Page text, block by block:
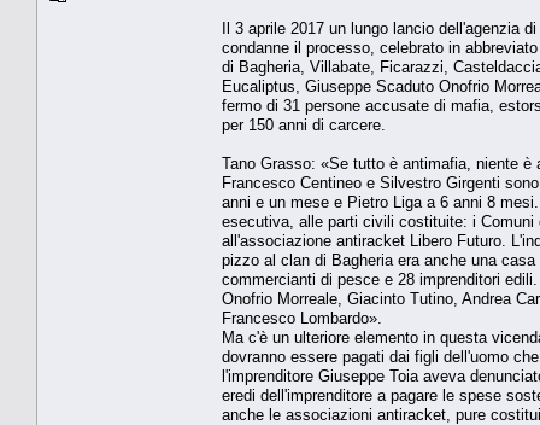
Il 3 aprile 2017 un lungo lancio dell'agenzia
condanne il processo, celebrato in
di Bagheria, Villabate, Ficarazzi,
Eucaliptus, Giuseppe Scaduto Onofrio
fermo di 31 persone accusate di mafia,
per 150 anni di carcere.
Tano Grasso: «Se tutto è antimafia, niente è
Francesco Centineo e Silvestro Girgenti
anni e un mese e Pietro Liga a 6 anni 8
esecutiva, alle parti civili costituite: i
all'associazione antiracket Libero Futuro.
pizzo al clan di Bagheria era anche una
commercianti di pesce e 28 imprenditori
Onofrio Morreale, Giacinto Tutino, Andrea
Francesco Lombardo».
Ma c'è un ulteriore elemento in questa
dovranno essere pagati dai figli dell'uomo
l'imprenditore Giuseppe Toia aveva
eredi dell'imprenditore a pagare le spese
anche le associazioni antiracket, pure